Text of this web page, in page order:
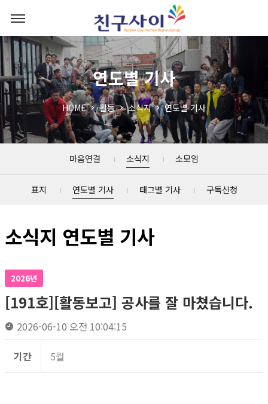
연도별 기사
HOME 활동 소식지 연도별 기사
마음연결 소식지 소모임
표지 연도별 기사 태그별 기사 구독신청
소식지 연도별 기사
2026년
[191호][활동보고] 공사를 잘 마쳤습니다.
2026-06-10 오전 10:04:15
기간 5월